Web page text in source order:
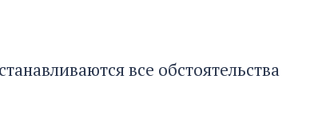
все обстоятельства